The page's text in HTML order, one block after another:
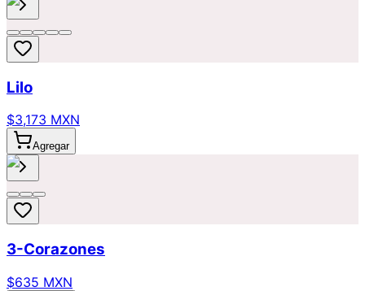
Lilo
$3,173 MXN
Agregar
3-Corazones
$635 MXN